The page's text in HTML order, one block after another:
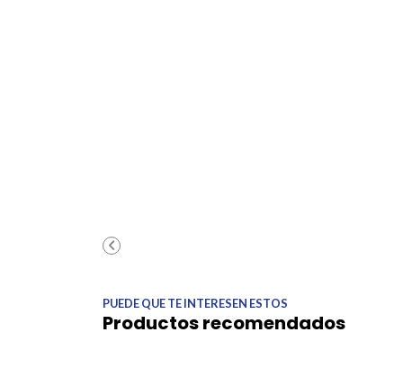
PUEDE QUE TE INTERESEN ESTOS
Productos recomendados